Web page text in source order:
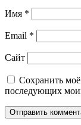
Имя *
Email *
Сайт
Сохранить моё
последующих